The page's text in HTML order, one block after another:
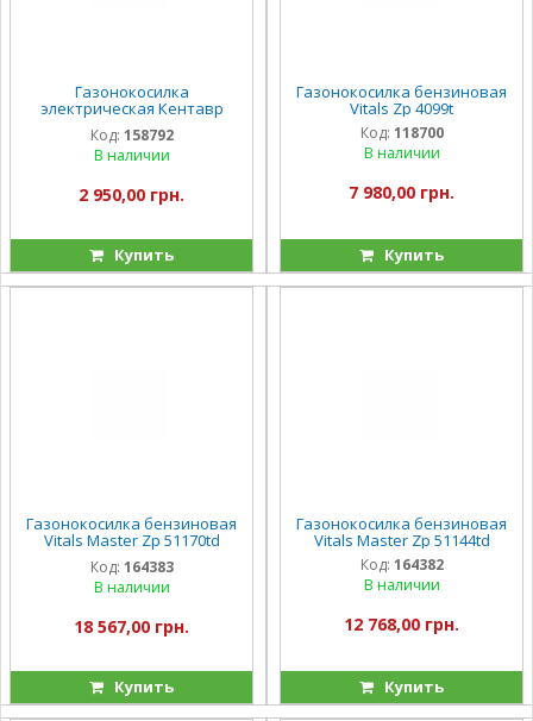
Газонокосилка
электрическая Кентавр
ЕГК-1432д
Код: 158792
В наличии
2 950,00 грн.
Купить
Газонокосилка бензиновая
Vitals Zp 4099t
Код: 118700
В наличии
7 980,00 грн.
Купить
Газонокосилка бензиновая
Vitals Master Zp 51170td
Grand
Код: 164383
В наличии
18 567,00 грн.
Купить
Газонокосилка бензиновая
Vitals Master Zp 51144td
Код: 164382
В наличии
12 768,00 грн.
Купить